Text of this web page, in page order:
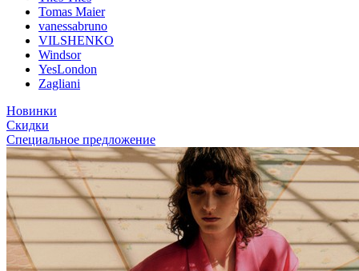
Tomas Maier
vanessabruno
VILSHENKO
Windsor
YesLondon
Zagliani
Новинки
Скидки
Специальное предложение